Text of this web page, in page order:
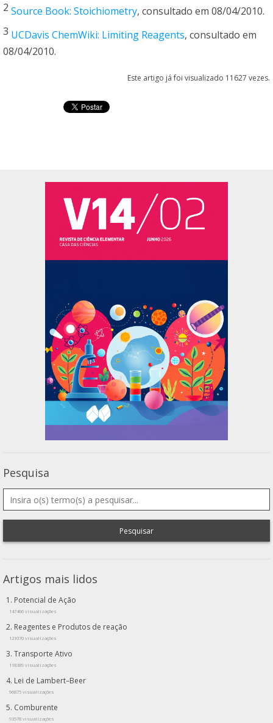
2 Source Book: Stoichiometry, consultado em 08/04/2010.
3 UCDavis ChemWiki: Limiting Reagents, consultado em
08/04/2010.
Este artigo já foi visualizado 11627 vezes.
Pesquisa
Pesquisar
Artigos mais lidos
Potencial de Ação
147466 visualizações
Reagentes e Produtos de reação
121070 visualizações
Transporte Ativo
118389 visualizações
Lei de Lambert–Beer
96875 visualizações
Comburente
93578 visualizações